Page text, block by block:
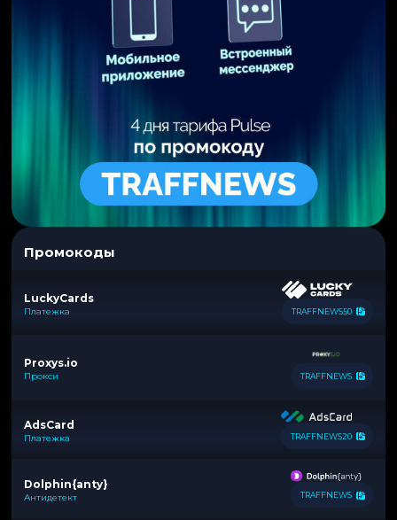
Промокоды
LuckyCards
Платежка TRAFFNEWS50
Proxys.io
Прокси TRAFFNEWS
AdsCard
Платежка TRAFFNEWS20
Dolphin{anty}
Антидетект TRAFFNEWS